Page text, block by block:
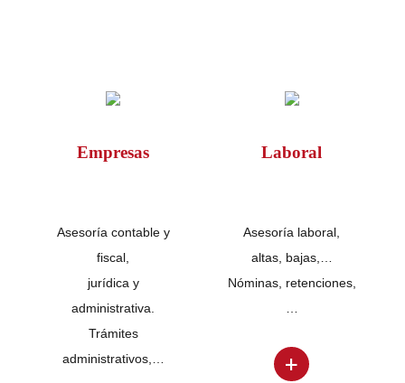
Empresas
Asesoría contable y
fiscal,
jurídica y
administrativa.
Trámites
administrativos,…
Laboral
Asesoría laboral,
altas, bajas,…
Nóminas, retenciones,
+